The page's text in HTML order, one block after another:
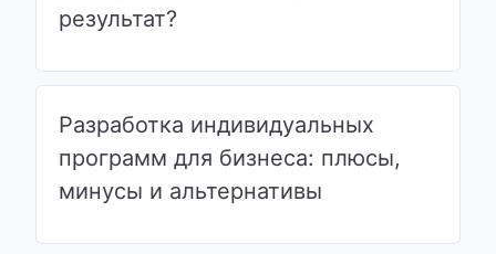
результат?
Разработка индивидуальных
программ для бизнеса: плюсы,
минусы и альтернативы